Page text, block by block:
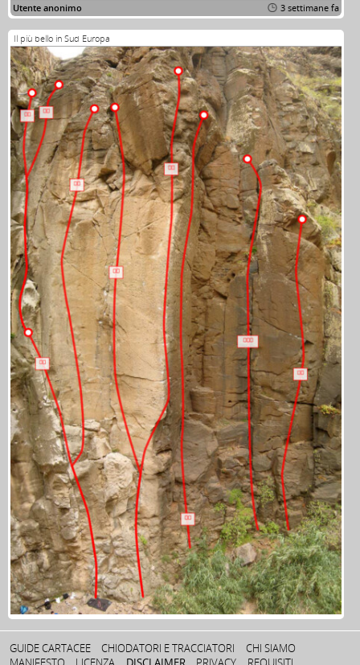
Utente anonimo
3 settimane fa
Il più bello in Sud Europa
GUIDE CARTACEE CHIODATORI E TRACCIATORI
CHI SIAMO